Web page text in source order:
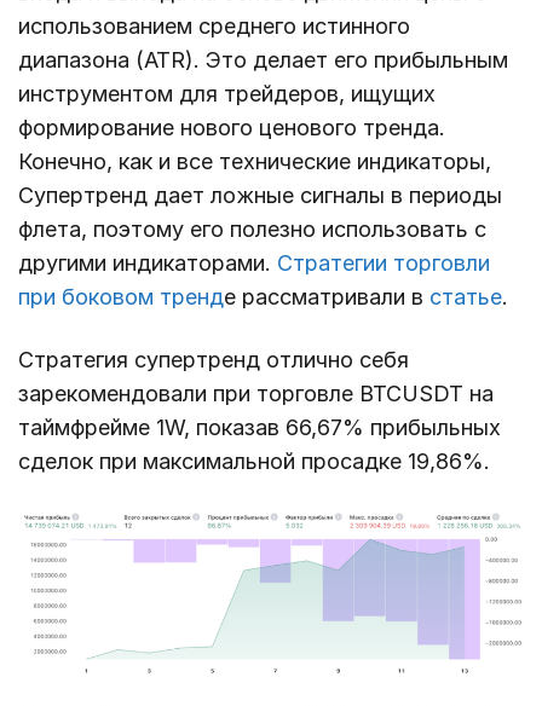
использованием среднего истинного
диапазона (ATR). Это делает его прибыльным
инструментом для трейдеров, ищущих
формирование нового ценового тренда.
Конечно, как и все технические индикаторы,
Супертренд дает ложные сигналы в периоды
флета, поэтому его полезно использовать с
другими индикаторами. Стратегии торговли
при боковом тренде рассматривали в статье.
Стратегия супертренд отлично себя
зарекомендовали при торговле BTCUSDT на
таймфрейме 1W, показав 66,67% прибыльных
сделок при максимальной просадке 19,86%.